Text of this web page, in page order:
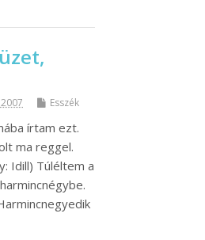
Esszék
írtam ezt.
ma reggel.
Idill) Túléltem a